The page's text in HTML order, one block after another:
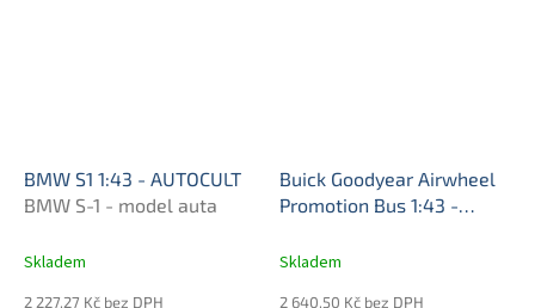
BMW S1 1:43 - AUTOCULT
BMW S-1 - model auta
Skladem
2 227,27 Kč bez DPH
Buick Goodyear Airwheel
Promotion Bus 1:43 -
"Goodyear Airwheel"
Skladem
2 640,50 Kč bez DPH